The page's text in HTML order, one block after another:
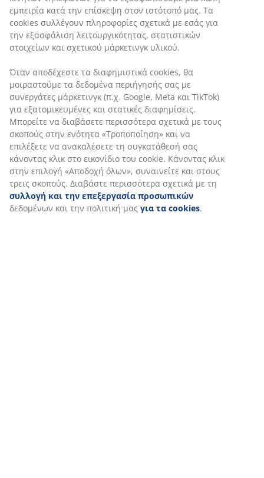
Τοστέγαστρομπορεί επίσης να συμβάλει στη
δημιουργία περισσότερης ιδιωτικότητας.
UV-προστατευμένο
υπεριώδη ακτινοβολία. Αυτό σημαίνει ότι το ύφασμα
μπορεί να αντέξει την έκθεση στον ήλιο χωρίς να
ξεθωριάσει το χρώμα του.
Περιλαμβάνονται σχοινιά
Το πανί σκίασης συνοδεύεται από σχοινιά και διαθέτει
3 ανθεκτικούς χαλύβδινους δακτυλίους γωνίας σε
σχήμα D για ασφαλή στερέωση. Στερεώστε το σχοινί
στον δακτύλιο και δέστε το σε ένα δέντρο, γάντζο ή
άλλα σημεία αγκύρωσης. Για καλύτερα αποτελέσματα,
κρεμάστε το πανί σε ελαφριά γωνία, ώστε να μπορεί να
τρέχει το νερό της βροχής.
εμπειρία κατά την επίσκεψη στον ιστότοπό μας. Τα
cookies συλλέγουν πληροφορίες σχετικά με εσάς για
την εξασφάλιση λειτουργικότητας, στατιστικών
στοιχείων και σχετικού μάρκετινγκ υλικού.
Όταν αποδέχεστε τα διαφημιστικά cookies, θα
μοιραστούμε τα δεδομένα περιήγησής σας με
συνεργάτες μάρκετινγκ (π.χ. Google, Meta και TikTok)
για εξατομικευμένες και στατικές διαφημίσεις.
Μπορείτε να διαβάσετε περισσότερα σχετικά με τους
σκοπούς στην ενότητα «Τροποποίηση» και να
επιλέξετε να ανακαλέσετε τη συγκατάθεσή σας
κάνοντας κλικ στο εικονίδιο του cookie. Κάνοντας κλικ
στην επιλογή «Αποδοχή όλων», συναινείτε και στους
τρεις σκοπούς. Διαβάστε περισσότερα σχετικά με τη
συλλογή και την επεξεργασία προσωπικών
δεδομένων και την πολιτική μας για τα cookies.